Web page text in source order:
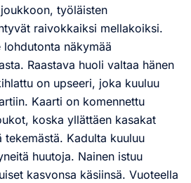
työläisten
raivokkaiksi mellakoiksi.
lohdutonta näkymää
Raastava huoli valtaa hänen
on upseeri, joka kuuluu
Kaarti on komennettu
koska yllättäen kasakat
Kadulta kuuluu
huutoja. Nainen istuu
kasvonsa käsiinsä. Vuoteella